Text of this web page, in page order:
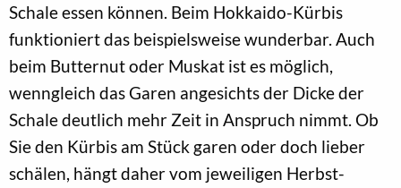
Schale essen können. Beim Hokkaido-Kürbis
funktioniert das beispielsweise wunderbar. Auch
beim Butternut oder Muskat ist es möglich,
wenngleich das Garen angesichts der Dicke der
Schale deutlich mehr Zeit in Anspruch nimmt. Ob
Sie den Kürbis am Stück garen oder doch lieber
schälen, hängt daher vom jeweiligen Herbst-